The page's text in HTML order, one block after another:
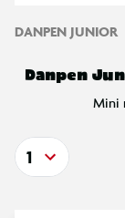
DANPEN JUNIOR
Danpen
Mini
1